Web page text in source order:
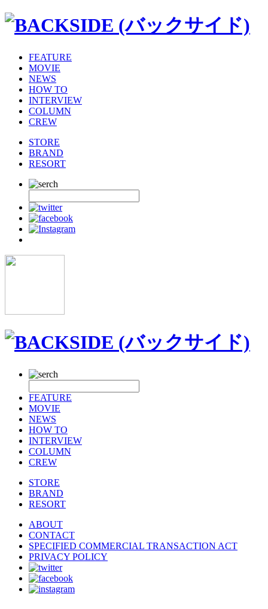
FEATURE
MOVIE
NEWS
HOW TO
INTERVIEW
COLUMN
CREW
STORE
BRAND
RESORT
FEATURE
MOVIE
NEWS
HOW TO
INTERVIEW
COLUMN
CREW
STORE
BRAND
RESORT
ABOUT
CONTACT
SPECIFIED COMMERCIAL TRANSACTION ACT
PRIVACY POLICY